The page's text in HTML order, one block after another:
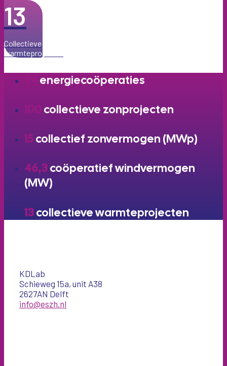
13
Collectieve
warmteprojecten
energiecoöperaties
100collectieve zonprojecten
15collectief zonvermogen (MWp)
46,3coöperatief windvermogen
(MW)
13collectieve warmteprojecten
KDLab
Schieweg 15a, unit A38
2627AN Delft
info@eszh.nl